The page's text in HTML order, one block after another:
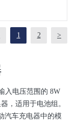
1 2 >
入电压范围的 8W
，适用于电池组。
汽车充电器中的模